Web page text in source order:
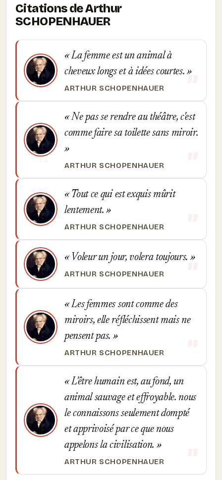
Citations de Arthur
SCHOPENHAUER
La femme est un animal à
cheveux longs et à idées courtes.
ARTHUR SCHOPENHAUER
Ne pas se rendre au théâtre, c'est
comme faire sa toilette sans miroir.
ARTHUR SCHOPENHAUER
Tout ce qui est exquis mûrit
lentement.
ARTHUR SCHOPENHAUER
Voleur un jour, volera toujours.
ARTHUR SCHOPENHAUER
Les femmes sont comme des
miroirs, elle réfléchissent mais ne
pensent pas.
ARTHUR SCHOPENHAUER
L'être humain est, au fond, un
animal sauvage et effroyable. nous
le connaissons seulement dompté
et apprivoisé par ce que nous
appelons la civilisation.
ARTHUR SCHOPENHAUER